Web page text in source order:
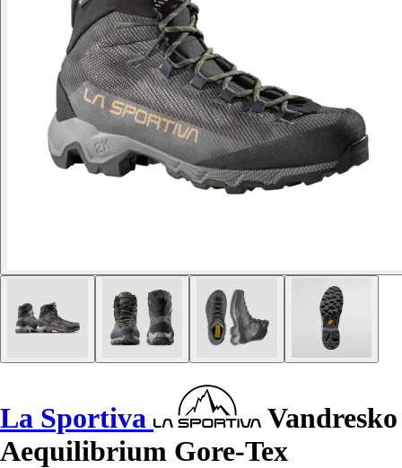
La Sportiva
Vandresko
Aequilibrium Gore-Tex